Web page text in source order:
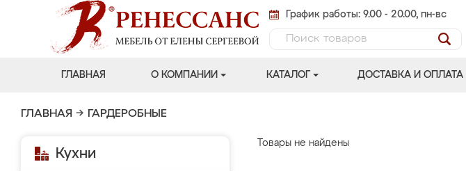
График работы: 9.00 - 20.00, пн-вс
ГЛАВНАЯ О КОМПАНИИ КАТАЛОГ ДОСТАВКА И ОПЛАТА
ГЛАВНАЯ → ГАРДЕРОБНЫЕ
Кухни
Товары не найдены